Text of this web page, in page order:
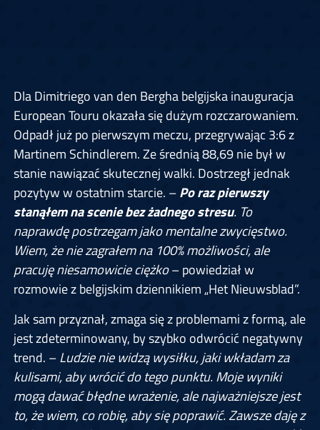
Dla Dimitriego van den Bergha belgijska inauguracja
European Touru okazała się dużym rozczarowaniem.
Odpadł już po pierwszym meczu, przegrywając 3:6 z
Martinem Schindlerem. Ze średnią 88,69 nie był w
stanie nawiązać skutecznej walki. Dostrzegł jednak
pozytyw w ostatnim starcie. –Po raz pierwszy
stanąłem na scenie bez żadnego stresu. To
naprawdę postrzegam jako mentalne zwycięstwo.
Wiem, że nie zagrałem na 100% możliwości, ale
pracuję niesamowicie ciężko– powiedział w
rozmowie z belgijskim dziennikiem „Het Nieuwsblad”.
Jak sam przyznał, zmaga się z problemami z formą, ale
jest zdeterminowany, by szybko odwrócić negatywny
trend. –Ludzie nie widzą wysiłku, jaki wkładam za
kulisami, aby wrócić do tego punktu. Moje wyniki
mogą dawać błędne wrażenie, ale najważniejsze jest
to, że wiem, co robię, aby się poprawić. Zawsze daję z